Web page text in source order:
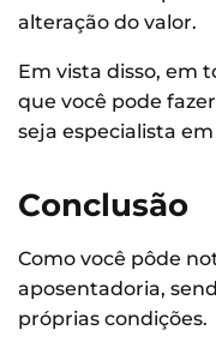
alteração do valor.
Em vista disso, em
que você pode
seja especialista
Conclusão
Como você pôde
aposentadoria,
próprias condições.